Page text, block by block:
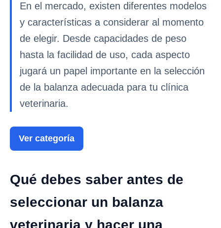
En el mercado, existen diferentes modelos
y características a considerar al momento
de elegir. Desde capacidades de peso
hasta la facilidad de uso, cada aspecto
jugará un papel importante en la selección
de la balanza adecuada para tu clínica
veterinaria.
Ver categoría
Qué debes saber antes de
seleccionar un balanza
veterinaria y hacer una